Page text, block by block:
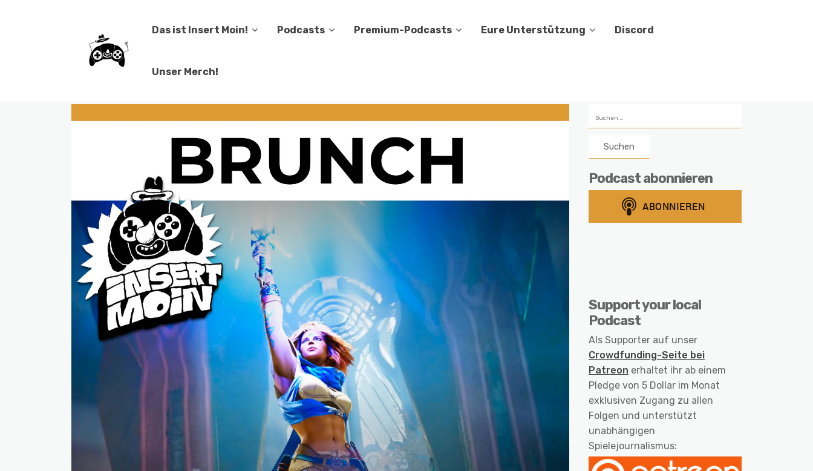
Das ist Insert Moin! Podcasts Premium-Podcasts Eure Unterstützung Discord
Unser Merch!
nach:
Podcast abonnieren
Support your local
Podcast
Als Supporter auf unser
Crowdfunding-Seite bei
Patreon erhaltet ihr ab einem
Pledge von 5 Dollar im Monat
exklusiven Zugang zu allen
Folgen und unterstützt
unabhängigen
Spielejournalismus: